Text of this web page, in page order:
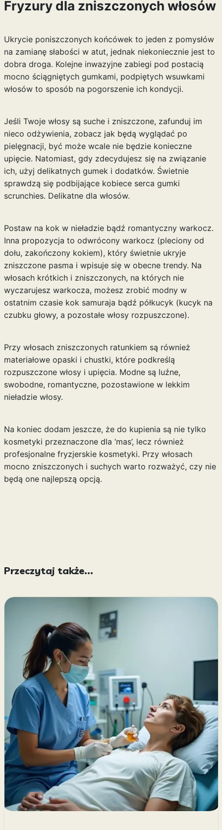
Fryzury dla zniszczonych włosów
Ukrycie poniszczonych końcówek to jeden z pomysłów
na zamianę słabości w atut, jednak niekoniecznie jest to
dobra droga. Kolejne inwazyjne zabiegi pod postacią
mocno ściągniętych gumkami, podpiętych wsuwkami
włosów to sposób na pogorszenie ich kondycji.
Jeśli Twoje włosy są suche i zniszczone, zafunduj im
nieco odżywienia, zobacz jak będą wyglądać po
pielęgnacji, być może wcale nie będzie konieczne
upięcie. Natomiast, gdy zdecydujesz się na związanie
ich, użyj delikatnych gumek i dodatków. Świetnie
sprawdzą się podbijające kobiece serca gumki
scrunchies. Delikatne dla włosów.
Postaw na kok w nieładzie bądź romantyczny warkocz.
Inna propozycja to odwrócony warkocz (pleciony od
dołu, zakończony kokiem), który świetnie ukryje
zniszczone pasma i wpisuje się w obecne trendy. Na
włosach krótkich i zniszczonych, na których nie
wyczarujesz warkocza, możesz zrobić modny w
ostatnim czasie kok samuraja bądź półkucyk (kucyk na
czubku głowy, a pozostałe włosy rozpuszczone).
Przy włosach zniszczonych ratunkiem są również
materiałowe opaski i chustki, które podkreślą
rozpuszczone włosy i upięcia. Modne są luźne,
swobodne, romantyczne, pozostawione w lekkim
nieładzie włosy.
Na koniec dodam jeszcze, że do kupienia są nie tylko
kosmetyki przeznaczone dla ‘mas’, lecz również
profesjonalne fryzjerskie kosmetyki. Przy włosach
mocno zniszczonych i suchych warto rozważyć, czy nie
będą one najlepszą opcją.
Przeczytaj także...